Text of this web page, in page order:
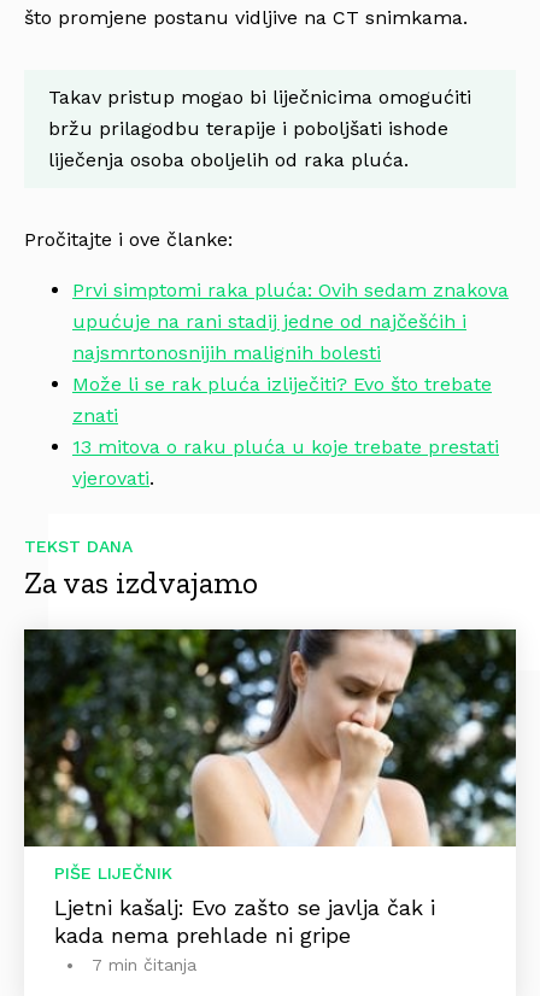
što promjene postanu vidljive na CT snimkama.
Takav pristup mogao bi liječnicima omogućiti
bržu prilagodbu terapije i poboljšati ishode
liječenja osoba oboljelih od raka pluća.
Pročitajte i ove članke:
Prvi simptomi raka pluća: Ovih sedam znakova
upućuje na rani stadij jedne od najčešćih i
najsmrtonosnijih malignih bolesti
Može li se rak pluća izliječiti? Evo što trebate
znati
13 mitova o raku pluća u koje trebate prestati
vjerovati.
TEKST DANA
Za vas izdvajamo
PIŠE LIJEČNIK
Ljetni kašalj: Evo zašto se javlja čak i
kada nema prehlade ni gripe
7 min čitanja